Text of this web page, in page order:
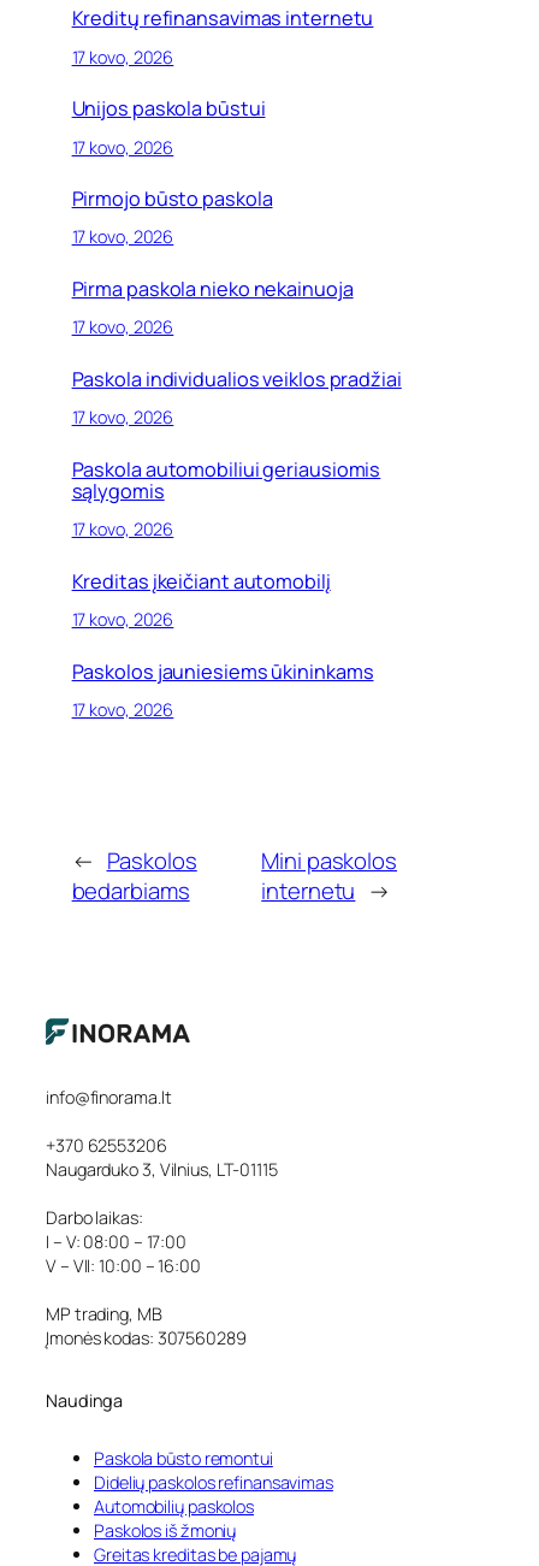
Kreditų refinansavimas internetu
17 kovo, 2026
Unijos paskola būstui
17 kovo, 2026
Pirmojo būsto paskola
17 kovo, 2026
Pirma paskola nieko nekainuoja
17 kovo, 2026
Paskola individualios veiklos pradžiai
17 kovo, 2026
Paskola automobiliui geriausiomis
sąlygomis
17 kovo, 2026
Kreditas įkeičiant automobilį
17 kovo, 2026
Paskolos jauniesiems ūkininkams
17 kovo, 2026
← Paskolos
bedarbiams
Mini paskolos
internetu →
info@finorama.lt
+370 62553206
Naugarduko 3, Vilnius, LT-01115
Darbo laikas:
I – V: 08:00 – 17:00
V – VII: 10:00 – 16:00
MP trading, MB
Įmonės kodas: 307560289
Naudinga
Paskola būsto remontui
Didelių paskolos refinansavimas
Automobilių paskolos
Paskolos iš žmonių
Greitas kreditas be pajamų